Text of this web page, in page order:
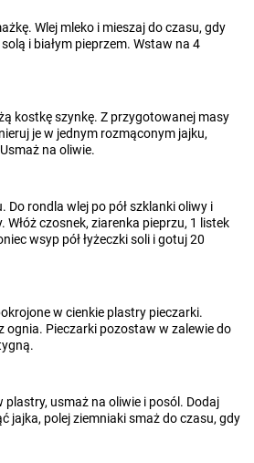
Wlej mleko i mieszaj do czasu, gdy
i białym pieprzem. Wstaw na 4
kostkę szynkę. Z przygotowanej masy
je w jednym rozmąconym jajku,
na oliwie.
Do rondla wlej po pół szklanki oliwy i
czosnek, ziarenka pieprzu, 1 listek
wsyp pół łyżeczki soli i gotuj 20
w cienkie plastry pieczarki.
ognia. Pieczarki pozostaw w zalewie do
plastry, usmaż na oliwie i posól. Dodaj
jajka, polej ziemniaki smaż do czasu, gdy